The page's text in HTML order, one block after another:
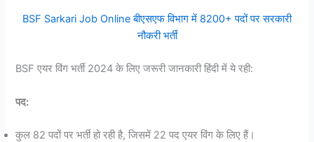
BSF Sarkari Job Online बीएसएफ विभाग में 8200+ पदों पर सरकारी
नौकरी भर्ती
BSF एयर विंग भर्ती 2024 के लिए जरूरी जानकारी हिंदी में ये रही:
पद:
कुल 82 पदों पर भर्ती हो रही है, जिसमें 22 पद एयर विंग के लिए हैं।